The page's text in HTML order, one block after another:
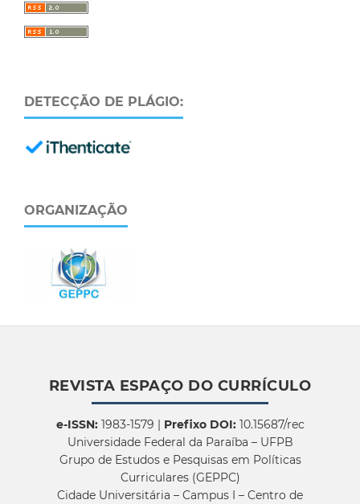
DETECÇÃO DE PLÁGIO:
ORGANIZAÇÃO
REVISTA ESPAÇO DO CURRÍCULO
e-ISSN:1983-1579 | Prefixo DOI:10.15687/rec
Universidade Federal da Paraíba – UFPB
Grupo de Estudos e Pesquisas em Políticas
Curriculares (GEPPC)
Cidade Universitária – Campus I – Centro de